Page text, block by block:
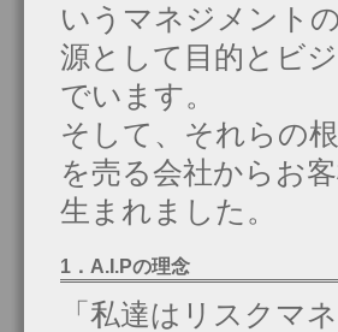
いうマネジメント
源として目的とビ
でいます。
そして、それらの
を売る会社からお
生まれました。
1．A.I.Pの理念
「私達はリスクマ